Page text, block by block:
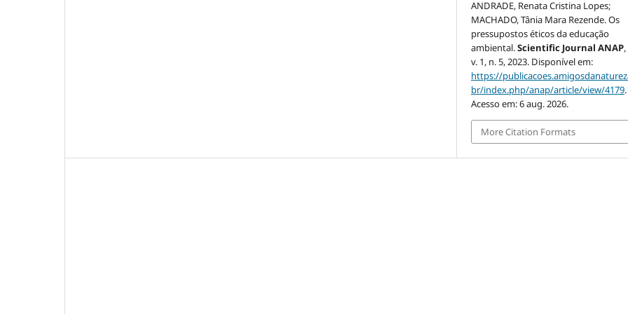
ANDRADE, Renata Cristina Lopes;
MACHADO, Tânia Mara Rezende. Os
pressupostos éticos da educação
ambiental.Scientific Journal ANAP,
v. 1, n. 5, 2023. Disponível em:
https://
br/index.php/anap/article/view/4179.
Acesso em: 6 aug. 2026.
More Citation Formats